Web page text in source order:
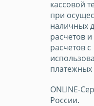
кассовой
при
наличных
расчетов
расчетов с
платежных
ONLINE-
России.